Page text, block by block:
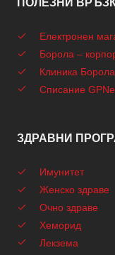
ПОЛЕЗНИ
Електронен
Борола –
Клиника Борола
Списание
ЗДРАВНИ
Имунитет
Женско здраве
Очно здраве
Хеморид
Лекзема